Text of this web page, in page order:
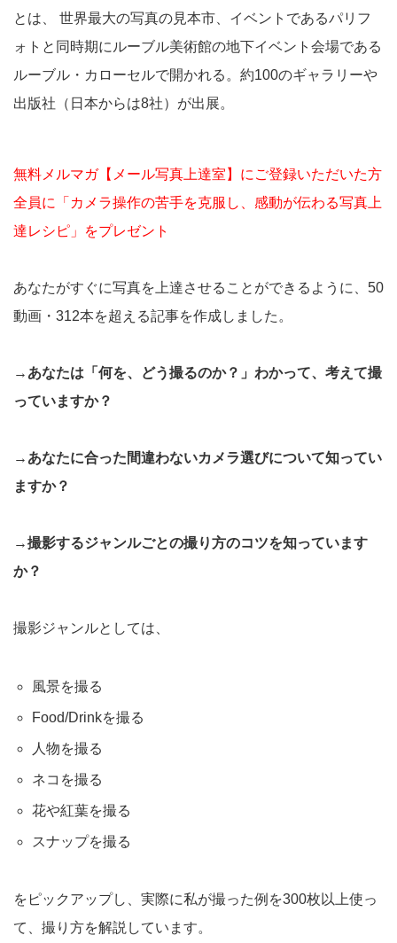
とは、 世界最大の写真の見本市、イベントであるパリフ
ォトと同時期にルーブル美術館の地下イベント会場である
ルーブル・カローセルで開かれる。約100のギャラリーや
出版社（日本からは8社）が出展。
無料メルマガ【メール写真上達室】にご登録いただいた方
全員に「カメラ操作の苦手を克服し、感動が伝わる写真上
達レシピ」をプレゼント
あなたがすぐに写真を上達させることができるように、50
動画・312本を超える記事を作成しました。
→あなたは「何を、どう撮るのか？」わかって、考えて撮
っていますか？
→あなたに合った間違わないカメラ選びについて知ってい
ますか？
→撮影するジャンルごとの撮り方のコツを知っています
か？
撮影ジャンルとしては、
風景を撮る
Food/Drinkを撮る
人物を撮る
ネコを撮る
花や紅葉を撮る
スナップを撮る
をピックアップし、実際に私が撮った例を300枚以上使っ
て、撮り方を解説しています。